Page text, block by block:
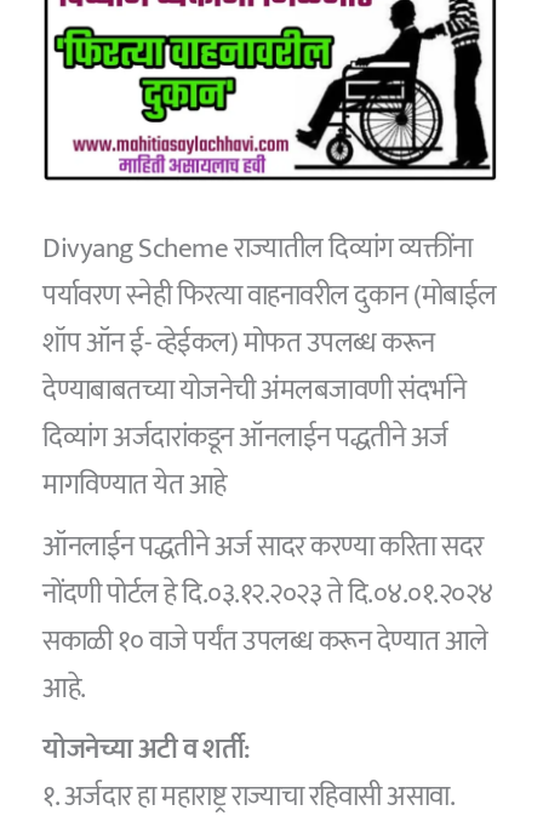
Divyang Scheme राज्यातील दिव्यांग व्यक्तींना
पर्यावरण स्नेही फिरत्या वाहनावरील दुकान (मोबाईल
शॉप ऑन ई- व्हेईकल) मोफत उपलब्ध करून
देण्याबाबतच्या योजनेची अंमलबजावणी संदर्भाने
दिव्यांग अर्जदारांकडून ऑनलाईन पद्धतीने अर्ज
मागविण्यात येत आहे
ऑनलाईन पद्धतीने अर्ज सादर करण्या करिता सदर
नोंदणी पोर्टल हे दि.०३.१२.२०२३ ते दि.०४.०१.२०२४
सकाळी १० वाजे पर्यंत उपलब्ध करून देण्यात आले
आहे.
योजनेच्या अटी व शर्ती:
१. अर्जदार हा महाराष्ट्र राज्याचा रहिवासी असावा.